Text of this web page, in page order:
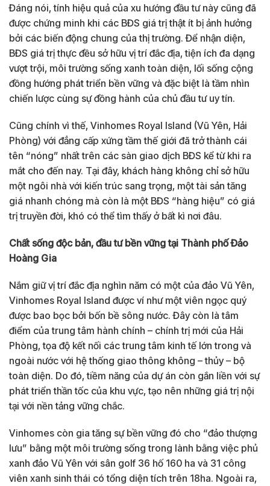
Đáng nói, tính hiệu quả của xu hướng đầu tư này cũng đã
được chứng minh khi các BĐS giá trị thật ít bị ảnh hưởng
bởi các biến động chung của thị trường. Để nhận diện,
BĐS giá trị thực đều sở hữu vị trí đắc địa, tiện ích đa dạng
vượt trội, môi trường sống xanh toàn diện, lối sống cộng
đồng hướng phát triển bền vững và đặc biệt là tầm nhìn
chiến lược cùng sự đồng hành của chủ đầu tư uy tín.
Cũng chính vì thế, Vinhomes Royal Island (Vũ Yên, Hải
Phòng) với đẳng cấp xứng tầm thế giới đã trở thành cái
tên “nóng” nhất trên các sàn giao dịch BĐS kể từ khi ra
mắt cho đến nay. Tại đây, khách hàng không chỉ sở hữu
một ngôi nhà với kiến trúc sang trọng, một tài sản tăng
giá nhanh chóng mà còn là một BĐS “hàng hiệu” có giá
trị truyền đời, khó có thể tìm thấy ở bất kì nơi đâu.
Chất sống độc bản, đầu tư bền vững tại Thành phố Đảo
Hoàng Gia
Nắm giữ vị trí đắc địa nghìn năm có một của đảo Vũ Yên,
Vinhomes Royal Island được ví như một viên ngọc quý
được bao bọc bởi bốn bề sông nước. Đây còn là tâm
điểm của trung tâm hành chính – chính trị mới của Hải
Phòng, tọa độ kết nối các trung tâm kinh tế lớn trong và
ngoài nước với hệ thống giao thông không – thủy – bộ
toàn diện. Do đó, tiềm năng của dự án còn gắn liền với sự
phát triển thần tốc của khu vực, tạo nên những giá trị nội
tại với nền tảng vững chắc.
Vinhomes còn gia tăng sự bền vững đó cho “đảo thượng
lưu” bằng một môi trường sống trong lành bằng việc phủ
xanh đảo Vũ Yên với sân golf 36 hố 160 ha và 31 công
viên xanh sinh thái có tổng diện tích trên 18ha. Ngoài ra,